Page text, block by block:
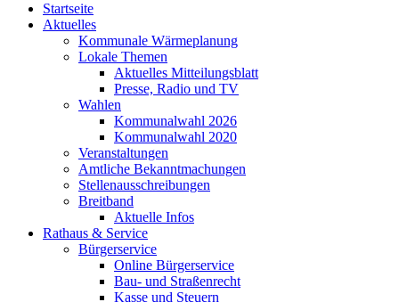
Startseite
Aktuelles
Kommunale Wärmeplanung
Lokale Themen
Aktuelles Mitteilungsblatt
Presse, Radio und TV
Wahlen
Kommunalwahl 2026
Kommunalwahl 2020
Veranstaltungen
Amtliche Bekanntmachungen
Stellenausschreibungen
Breitband
Aktuelle Infos
Rathaus & Service
Bürgerservice
Online Bürgerservice
Bau- und Straßenrecht
Kasse und Steuern